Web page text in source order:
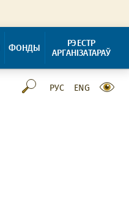
ФОНДЫ
РЭЕСТР
АРГАНІЗАТАРАЎ
РУС ENG